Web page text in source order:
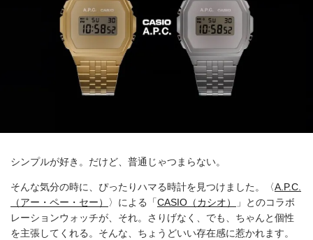
シンプルが好き。だけど、普通じゃつまらない。
そんな気分の時に、ぴったりハマる時計を見つけました。〈A.P.C.
（アー・ペー・セー）
〉による「CASIO（カシオ）
」とのコラボ
レーションウォッチが、それ。さりげなく、でも、ちゃんと個性
を主張してくれる。そんな、ちょうどいい存在感に惹かれます。